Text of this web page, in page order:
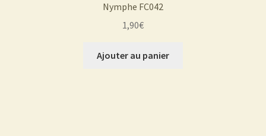
Nymphe FC042
1,90€
Ajouter au panier